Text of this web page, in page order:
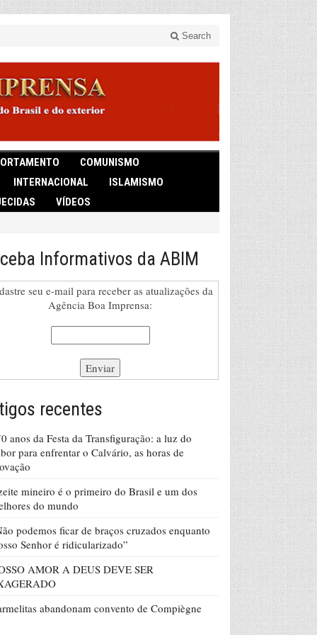
Search
COMUNISMO
INTERNACIONAL
ISLAMISMO
VÍDEOS
Informativos da ABIM
seu e-mail para receber as atualizações da
Agência Boa Imprensa:
recentes
anos da Festa da Transfiguração: a luz do
para enfrentar o Calvário, as horas de
mineiro é o primeiro do Brasil e um dos
do mundo
podemos ficar de braços cruzados enquanto
Senhor é ridicularizado”
AMOR A DEUS DEVE SER
abandonam convento de Compiègne